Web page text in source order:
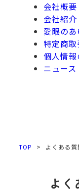
会社概要
会社紹介
愛眼のあ
特定商
個人情
ニュース
TOP > よくある
よ